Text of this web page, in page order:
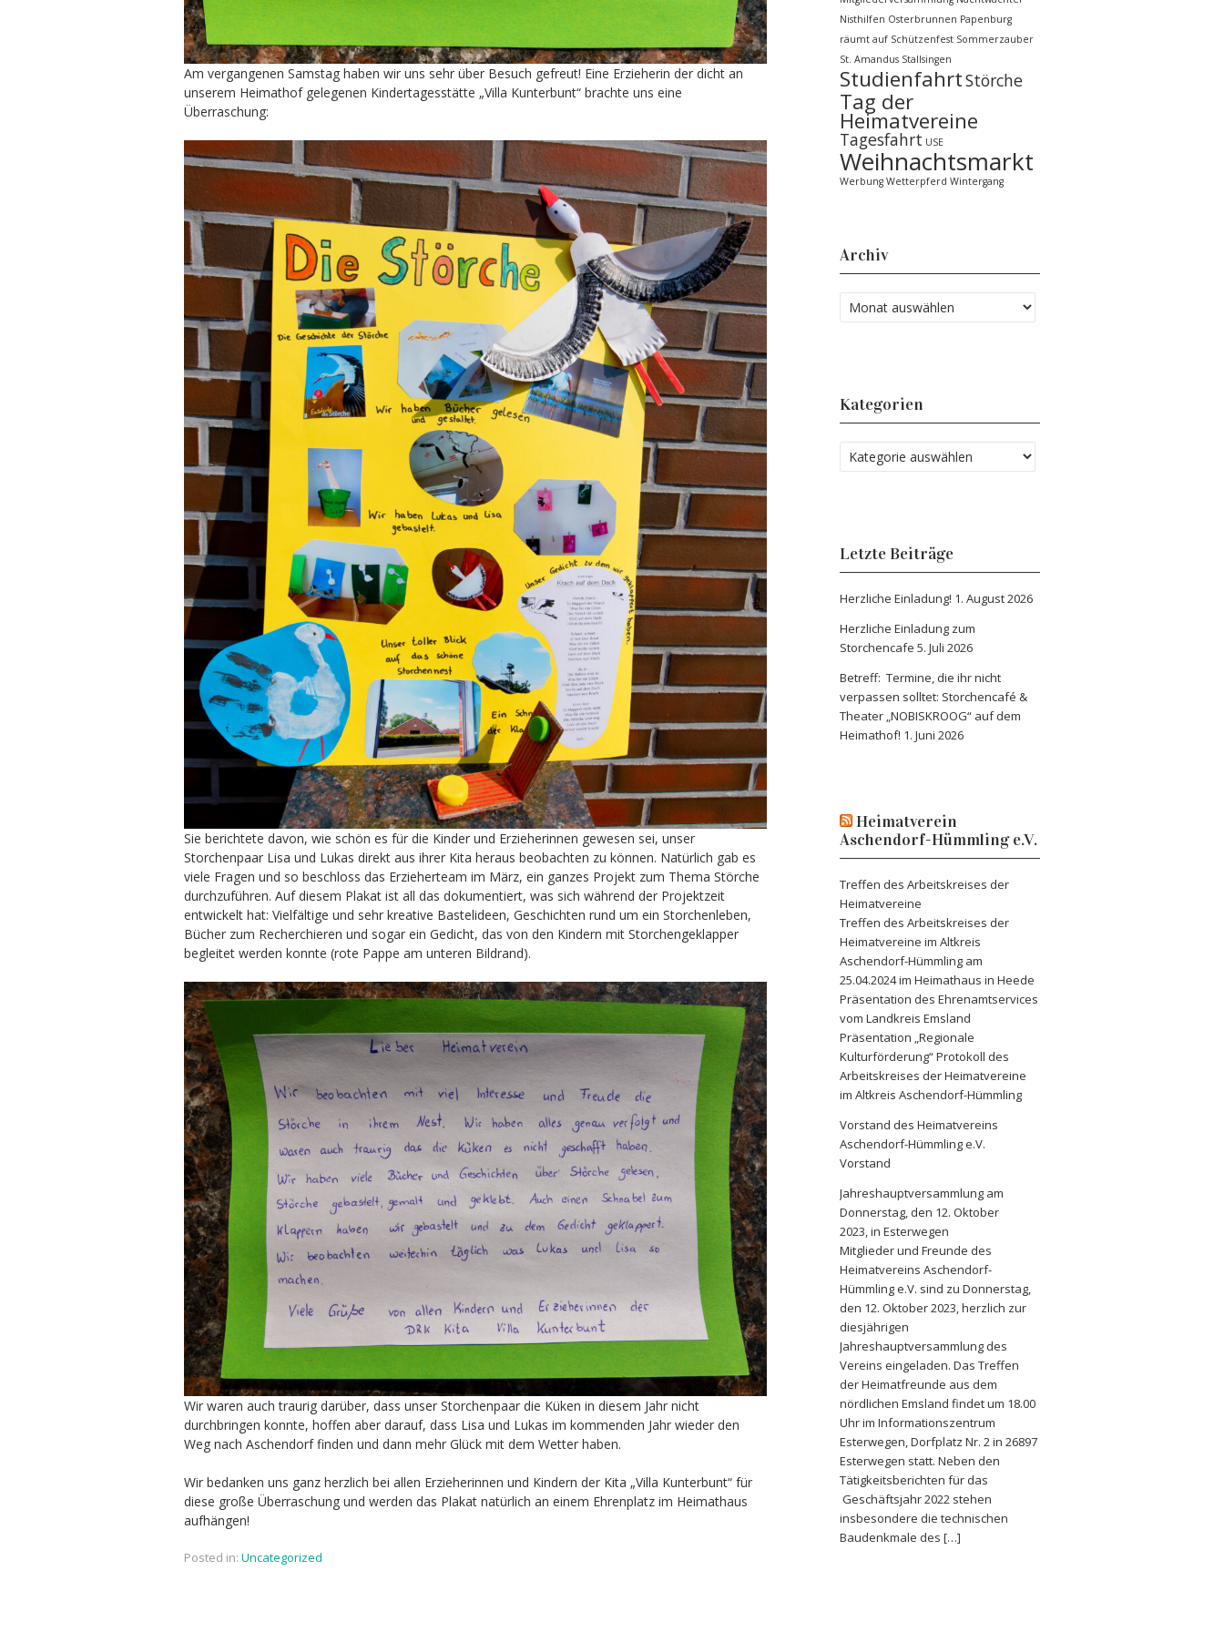
Am vergangenen Samstag haben wir uns sehr über Besuch gefreut! Eine Erzieherin der dicht an
unserem Heimathof gelegenen Kindertagesstätte „Villa Kunterbunt“ brachte uns eine
Überraschung:
Sie berichtete davon, wie schön es für die Kinder und Erzieherinnen gewesen sei, unser
Storchenpaar Lisa und Lukas direkt aus ihrer Kita heraus beobachten zu können. Natürlich gab es
viele Fragen und so beschloss das Erzieherteam im März, ein ganzes Projekt zum Thema Störche
durchzuführen. Auf diesem Plakat ist all das dokumentiert, was sich während der Projektzeit
entwickelt hat: Vielfältige und sehr kreative Bastelideen, Geschichten rund um ein Storchenleben,
Bücher zum Recherchieren und sogar ein Gedicht, das von den Kindern mit Storchengeklapper
begleitet werden konnte (rote Pappe am unteren Bildrand).
Wir waren auch traurig darüber, dass unser Storchenpaar die Küken in diesem Jahr nicht
durchbringen konnte, hoffen aber darauf, dass Lisa und Lukas im kommenden Jahr wieder den
Weg nach Aschendorf finden und dann mehr Glück mit dem Wetter haben.
Wir bedanken uns ganz herzlich bei allen Erzieherinnen und Kindern der Kita „Villa Kunterbunt“ für
diese große Überraschung und werden das Plakat natürlich an einem Ehrenplatz im Heimathaus
aufhängen!
Posted in: Uncategorized
Nisthilfen Osterbrunnen Papenburg
räumt auf Schützenfest Sommerzauber
St. Amandus Stallsingen
StudienfahrtStörche
Tag der
Heimatvereine
Tagesfahrt USE
Weihnachtsmarkt
Werbung Wetterpferd Wintergang
Archiv
Kategorien
Letzte Beiträge
Herzliche Einladung! 1. August 2026
Herzliche Einladung zum
Storchencafe 5. Juli 2026
Betreff: Termine, die ihr nicht
verpassen solltet: Storchencafé &
Theater „NOBISKROOG“ auf dem
Heimathof! 1. Juni 2026
Heimatverein
Aschendorf-Hümmling e.V.
Treffen des Arbeitskreises der
Heimatvereine
Treffen des Arbeitskreises der
Heimatvereine im Altkreis
Aschendorf-Hümmling am
25.04.2024 im Heimathaus in Heede
Präsentation des Ehrenamtservices
vom Landkreis Emsland
Präsentation „Regionale
Kulturförderung“ Protokoll des
Arbeitskreises der Heimatvereine
im Altkreis Aschendorf-Hümmling
Vorstand des Heimatvereins
Aschendorf-Hümmling e.V.
Vorstand
Jahreshauptversammlung am
Donnerstag, den 12. Oktober
2023, in Esterwegen
Mitglieder und Freunde des
Heimatvereins Aschendorf-
Hümmling e.V. sind zu Donnerstag,
den 12. Oktober 2023, herzlich zur
diesjährigen
Jahreshauptversammlung des
Vereins eingeladen. Das Treffen
der Heimatfreunde aus dem
nördlichen Emsland findet um 18.00
Uhr im Informationszentrum
Esterwegen, Dorfplatz Nr. 2 in 26897
Esterwegen statt. Neben den
Tätigkeitsberichten für das
Geschäftsjahr 2022 stehen
insbesondere die technischen
Baudenkmale des […]